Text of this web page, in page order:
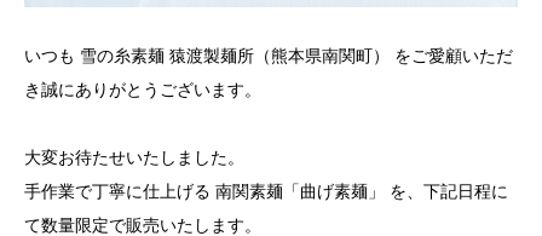
いつも 雪の糸素麺 猿渡製麺所（熊本県南関町） をご愛顧いただ
き誠にありがとうございます。
大変お待たせいたしました。
手作業で丁寧に仕上げる 南関素麺「曲げ素麺」 を、下記日程に
て数量限定で販売いたします。